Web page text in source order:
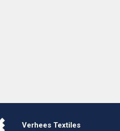
Verhees Textiles